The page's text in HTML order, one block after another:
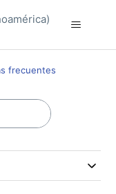
frecuentes